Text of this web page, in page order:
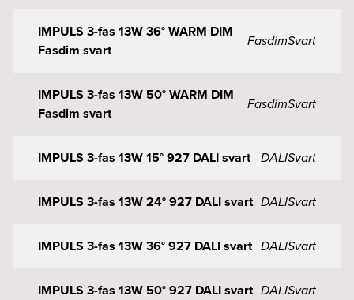
IMPULS 3-fas 13W 36° WARM DIM
Fasdim svart
FasdimSvart
IMPULS 3-fas 13W 50° WARM DIM
Fasdim svart
FasdimSvart
IMPULS 3-fas 13W 15° 927 DALI svart DALISvart
IMPULS 3-fas 13W 24° 927 DALI svart DALISvart
IMPULS 3-fas 13W 36° 927 DALI svart DALISvart
IMPULS 3-fas 13W 50° 927 DALI svart DALISvart